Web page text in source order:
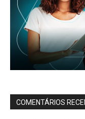
COMENTÁRIOS